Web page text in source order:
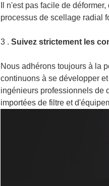
Il n'est pas facile de
processus de scellage radial
3 . Suivez strictement les
Nous adhérons toujours à la
continuons à se développer
ingénieurs professionnels de
importées de filtre et